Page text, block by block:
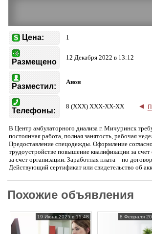
Цена: 1
Размещено
12 Декабря 2022 в 13:12
Разместил:
Анон
Телефоны:
8 (XXX) XXX-XX-XX ◄
В Центр амбулаторного диализа г. Мичуринск
постоянная работа, полная занятость, рабочая
Предоставление спецодежды. Оформление
трудоустройстве повышение квалификации за
за счет организации. Заработная плата – по
Действующий сертификат или свидетельство об
Похожие объявления
19 Июня 2025 в 15:48 8 Февраля